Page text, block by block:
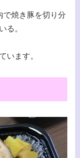
で焼き豚を切り分
る。
います。